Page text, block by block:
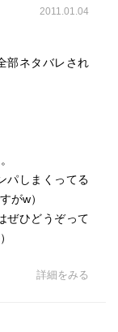
2011.01.04
部ネタバレされ
パしまくってる
がw）
ぜひどうぞって
詳細をみる